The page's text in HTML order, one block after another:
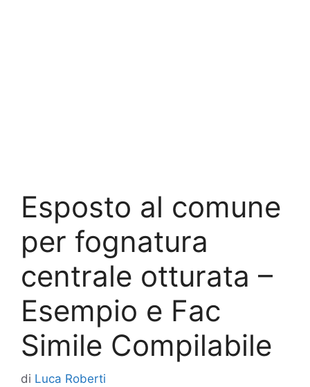
Esposto al comune
per fognatura
centrale otturata –
Esempio e Fac
Simile Compilabile
di Luca Roberti